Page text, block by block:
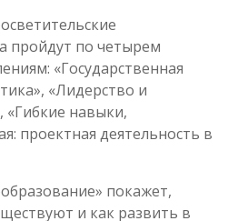
пройдут по четырем
«Государственная
«Лидерство и
«Гибкие навыки,
проектная деятельность в
покажет,
и как развить в